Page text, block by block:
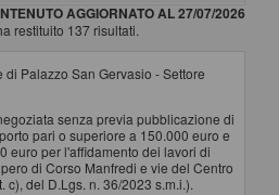
AGGIORNATO AL 27/07/2026
restituito 137 risultati.
di Palazzo San Gervasio - Settore
senza previa pubblicazione di
pari o superiore a 150.000 euro e
euro per l'affidamento dei lavori di
di Corso Manfredi e vie del Centro
c), del D.Lgs. n. 36/2023 s.m.i.).